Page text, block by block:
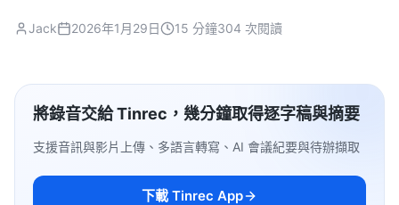
Jack 2026年1月29日 15 分鐘304 次閱讀
將錄音交給 Tinrec，幾分鐘取得逐字稿與摘要
支援音訊與影片上傳、多語言轉寫、AI 會議紀要與待辦擷取
下載 Tinrec App